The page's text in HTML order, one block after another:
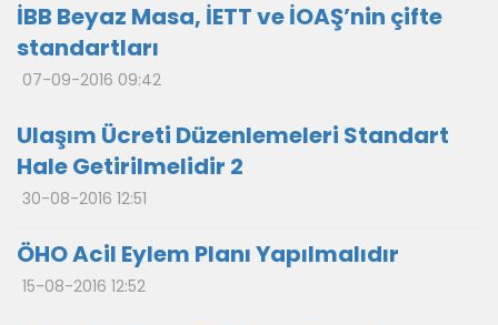
İBB Beyaz Masa, İETT ve İOAŞ’nin çifte
standartları
07-09-2016 09:42
Ulaşım Ücreti Düzenlemeleri Standart
Hale Getirilmelidir 2
30-08-2016 12:51
ÖHO Acil Eylem Planı Yapılmalıdır
15-08-2016 12:52